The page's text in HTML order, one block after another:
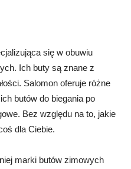
się w obuwiu
Ich buty są znane z
Salomon oferuje różne
butów do biegania po
Bez względu na to, jakie
dla Ciebie.
marki butów zimowych